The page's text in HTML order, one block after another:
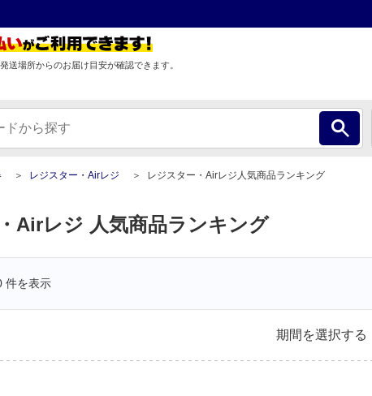
送場所からのお届け目安が確認できます。
レジスター・Airレジ レジスター・Airレジ人気商品ランキング
Airレジ 人気商品ランキング
件を表示
期間を選択する